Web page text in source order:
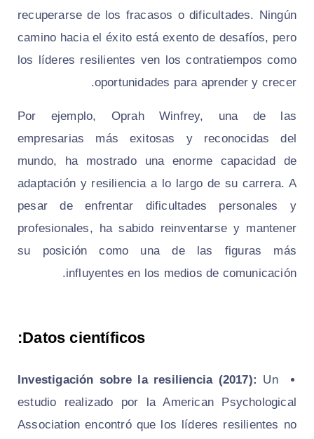
recuperarse de los fracasos o dificultades. Ningún
camino hacia el éxito está exento de desafíos, pero
los líderes resilientes ven los contratiempos como
oportunidades para aprender y crecer.
Por ejemplo, Oprah Winfrey, una de las
empresarias más exitosas y reconocidas del
mundo, ha mostrado una enorme capacidad de
adaptación y resiliencia a lo largo de su carrera. A
pesar de enfrentar dificultades personales y
profesionales, ha sabido reinventarse y mantener
su posición como una de las figuras más
influyentes en los medios de comunicación.
Datos científicos:
Investigación sobre la resiliencia (2017): Un
estudio realizado por la American Psychological
Association encontró que los líderes resilientes no